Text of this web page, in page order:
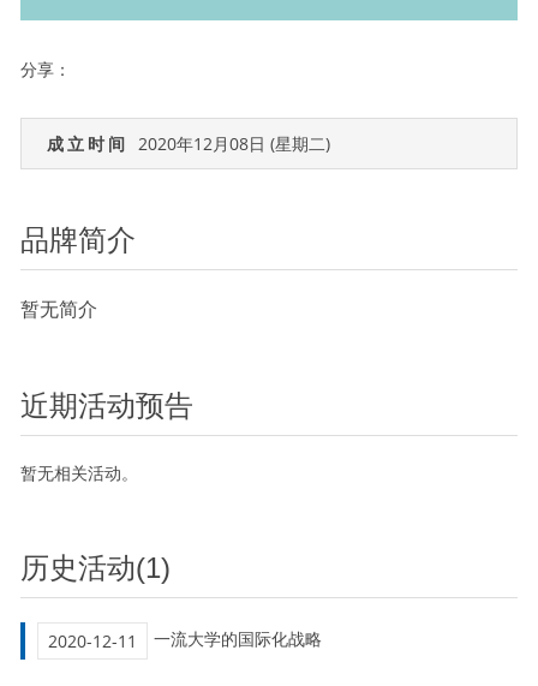
分享：
成立时间 2020年12月08日 (星期二)
品牌简介
暂无简介
近期活动预告
暂无相关活动。
历史活动(1)
2020-12-11 一流大学的国际化战略